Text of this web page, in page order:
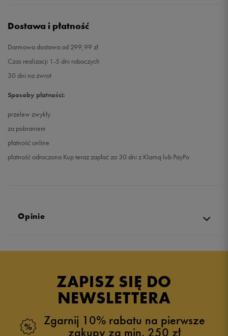
Dostawa i płatność
Darmowa dostawa od 299,99 zł
Czas realizacji 1-5 dni roboczych
30 dni na zwrot
Sposoby płatności:
przelew zwykły
za pobraniem
płatność online
płatność odroczona Kup teraz zapłać za 30 dni z Klarną lub PayPo
Opinie
ZAPISZ SIĘ DO
NEWSLETTERA
Zgarnij 10% rabatu na pierwsze
zakupy za min. 250 zł